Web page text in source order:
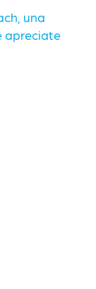
una
apreciate